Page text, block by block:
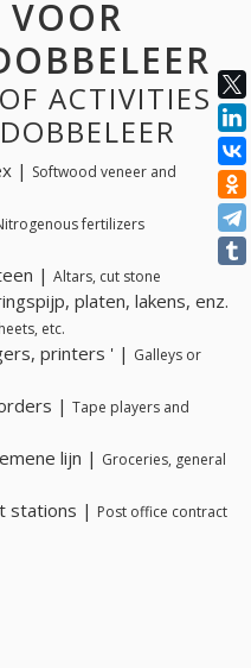
ACTIVITIES
| Softwood veneer and
fertilizers
| Altars, cut stone
platen, lakens, enz.
etc.
printers ' | Galleys or
| Tape players and
lijn | Groceries, general
stations | Post office contract